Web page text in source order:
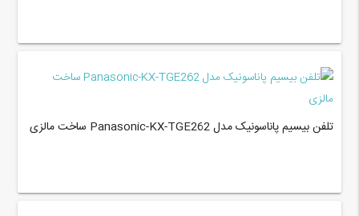
تلفن بیسیم پاناسونیک مدل Panasonic-KX-TGE262 ساخت مالزی